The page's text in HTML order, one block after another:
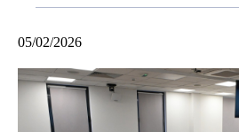
05/02/2026